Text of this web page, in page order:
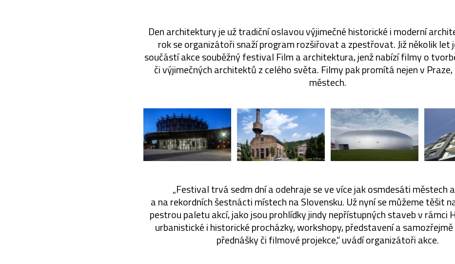
Den architektury je už tradiční oslavou výjimečné historické i moderní
rok se organizátoři snaží program rozšiřovat a zpestřovat. Již několik let
součástí akce souběžný festival Film a architektura, jenž nabízí filmy o
či výjimečných architektů z celého světa. Filmy pak promítá nejen v Praze,
městech.
„Festival trvá sedm dní a odehraje se ve více jak osmdesáti městech
a na rekordních šestnácti místech na Slovensku. Už nyní se můžeme těšit
pestrou paletu akcí, jako jsou prohlídky jindy nepřístupných staveb v rámci
urbanistické i historické procházky, workshopy, představení a
přednášky či filmové projekce,“ uvádí organizátoři akce.